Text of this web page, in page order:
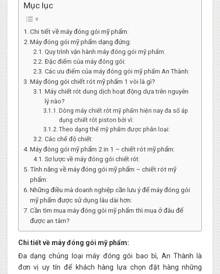
Mục lục
Chi tiết về máy đóng gói mỹ phẩm:
Máy đóng gói mỹ phẩm dạng đứng:
Quy trình vận hành máy đóng gói mỹ phẩm:
Đặc điểm của máy đóng gói:
Các ưu điểm của máy đóng gói mỹ phẩm An Thành:
Máy đóng gói chiết rót mỹ phẩm 1 vòi là gì?
Máy chiết rót dung dịch hoạt động dựa trên nguyên
lý nào?
Dòng máy chiết rót mỹ phẩm hiện nay đa số áp
dụng chiết rót piston bởi vì:
Theo dạng thể mỹ phẩm được phân loại:
Các chế độ chiết:
Máy đóng gói mỹ phẩm 2 in 1 – chiết rót mỹ phẩm:
Sơ lược về máy đóng gói chiết rót:
Tính năng về máy đóng gói mỹ phẩm – chiết rót mỹ
phẩm:
Những điều mà doanh nghiệp cần lưu ý để máy đóng gói
mỹ phẩm được sử dụng lâu dài hơn:
Cần tìm mua máy đóng gói mỹ phẩm thì mua ở đâu để
được an tâm?
Chi tiết về máy đóng gói mỹ phẩm:
Đa dạng chủng loại máy đóng gói bao bì, An Thành là
đơn vị uy tín để khách hàng lựa chọn đặt hàng những